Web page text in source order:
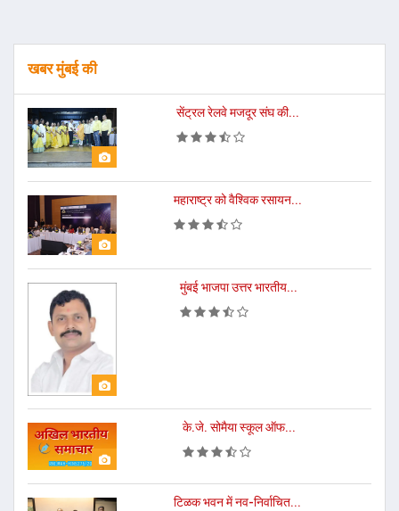
खबर मुंबई की
सेंट्रल रेलवे मजदूर संघ की...
महाराष्ट्र को वैश्विक रसायन...
मुंबई भाजपा उत्तर भारतीय...
के.जे. सोमैया स्कूल ऑफ...
टिळक भवन में नव-निर्वाचित...